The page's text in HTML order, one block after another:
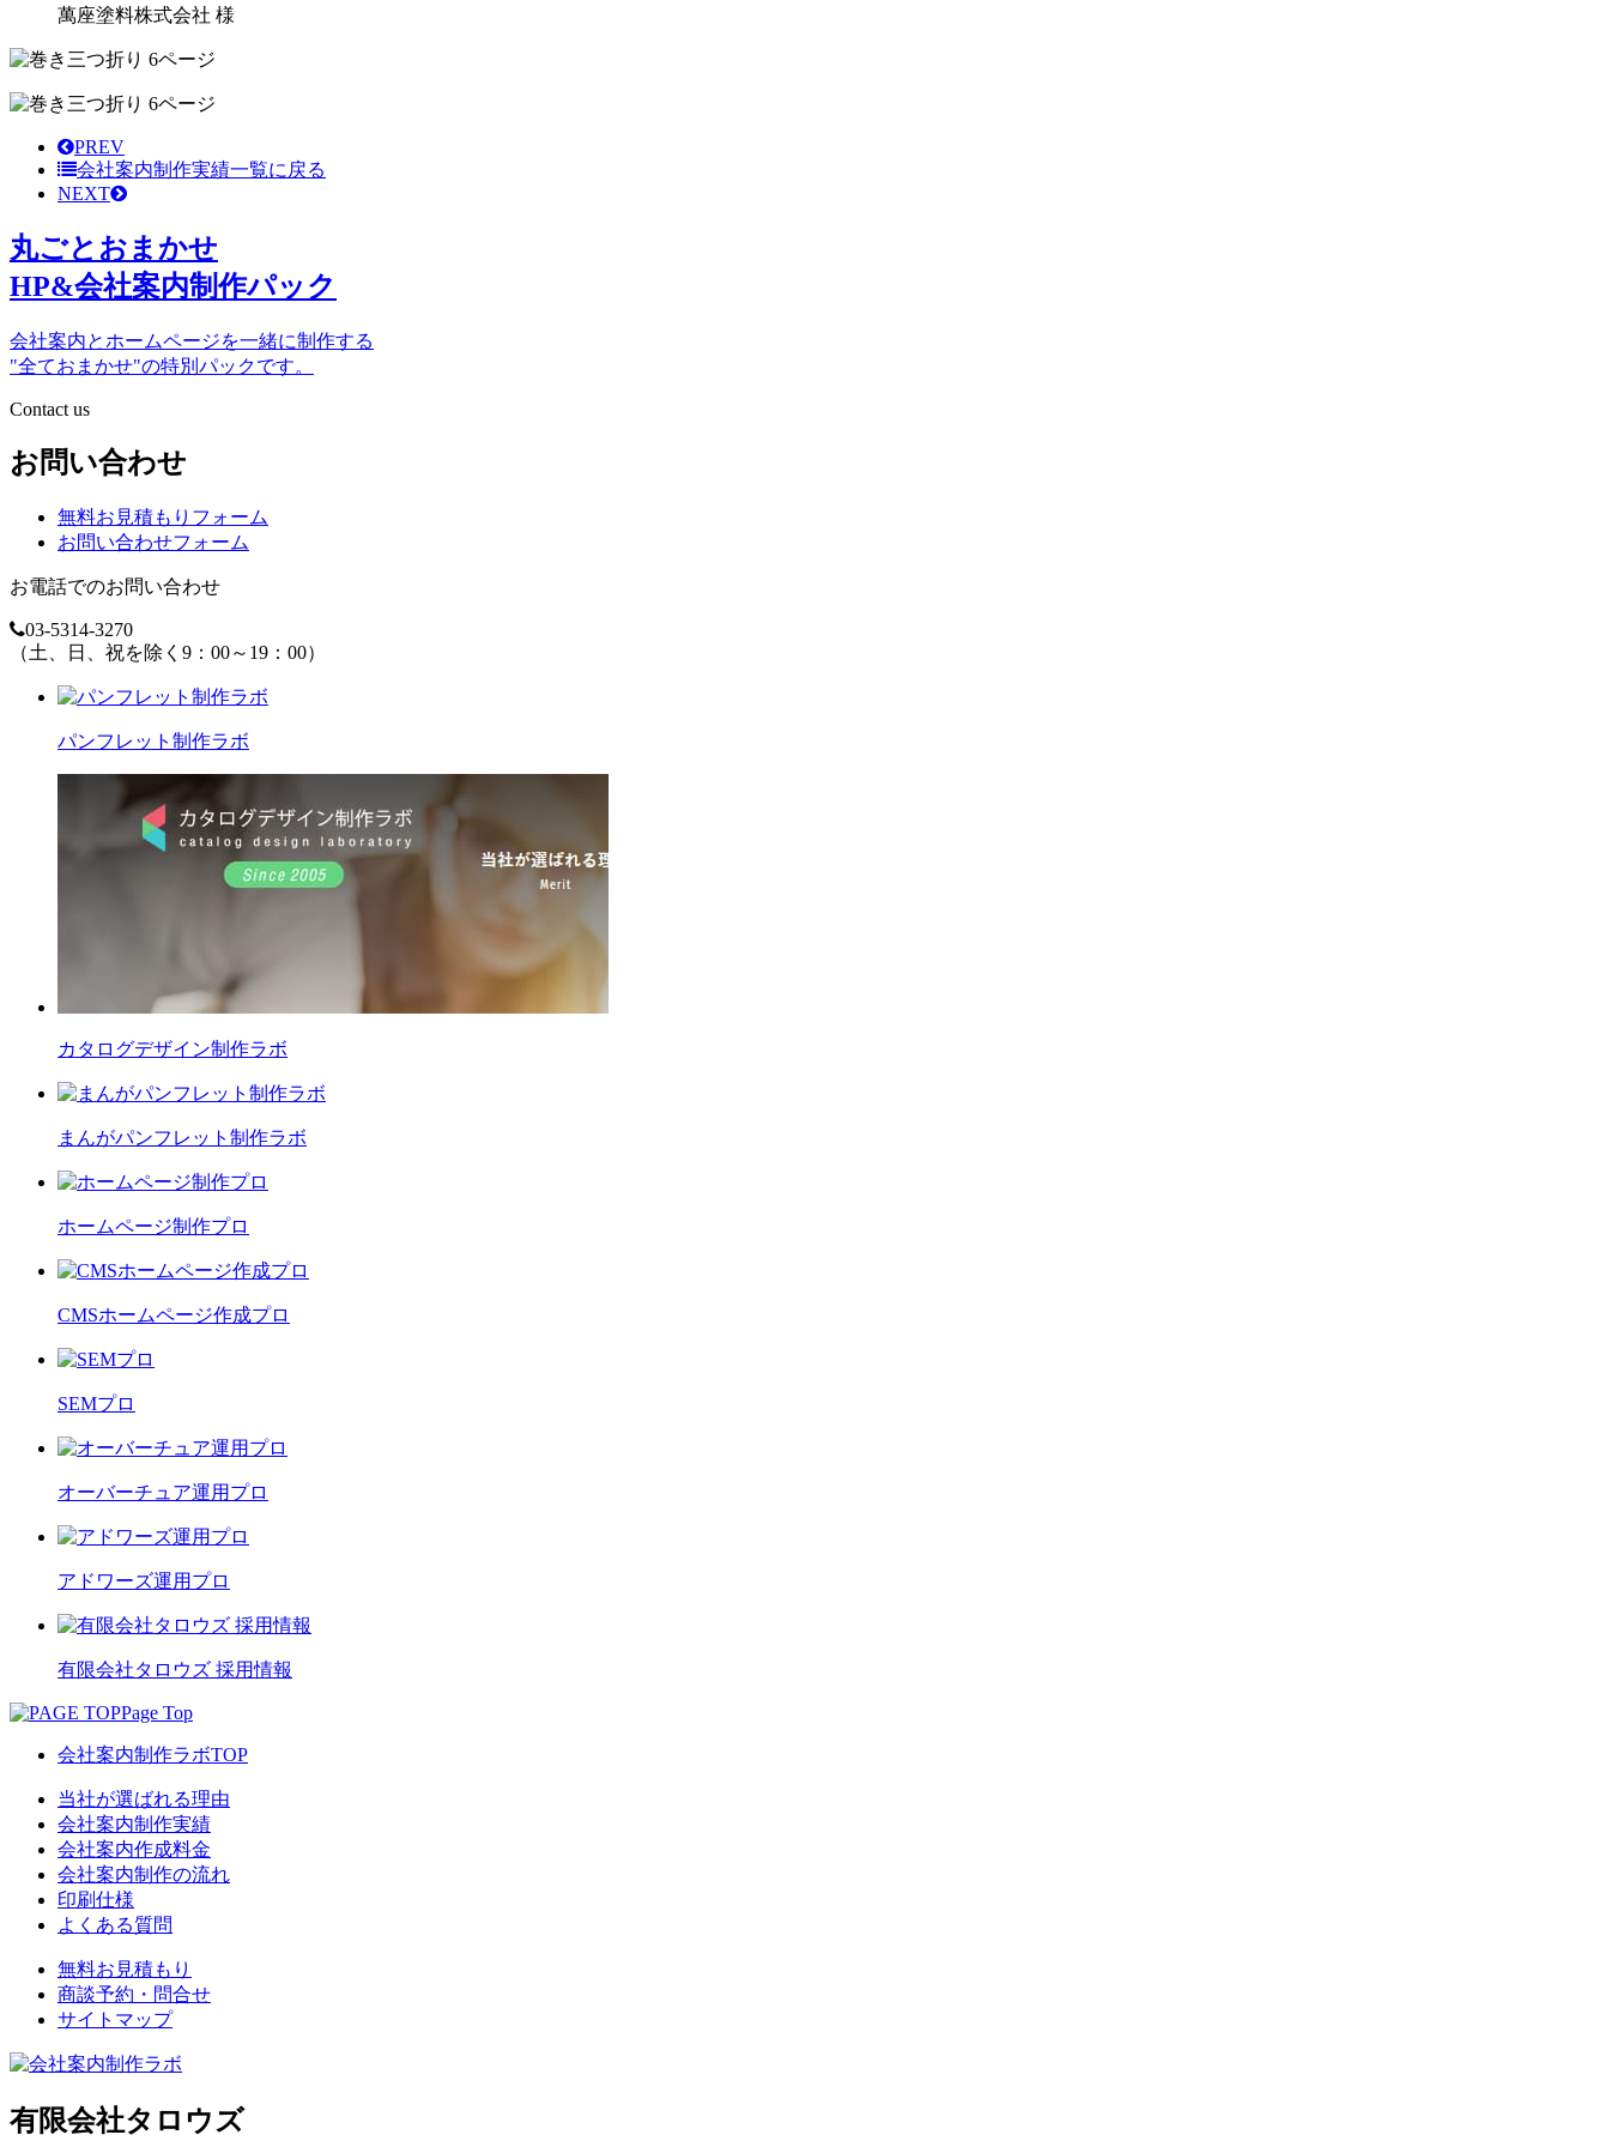
萬座塗料株式会社 様
PREV
会社案内制作実績一覧に戻る
NEXT
丸ごとおまかせ
HP&会社案内制作パック
会社案内とホームページを一緒に制作する
"全ておまかせ"の特別パックです。
Contact us
お問い合わせ
無料お見積もりフォーム
お問い合わせフォーム
お電話でのお問い合わせ
03-5314-3270
（土、日、祝を除く9：00～19：00）
パンフレット制作ラボ
カタログデザイン制作ラボ
まんがパンフレット制作ラボ
ホームページ制作プロ
CMSホームページ作成プロ
SEMプロ
オーバーチュア運用プロ
アドワーズ運用プロ
有限会社タロウズ 採用情報
Page Top
会社案内制作ラボTOP
当社が選ばれる理由
会社案内制作実績
会社案内作成料金
会社案内制作の流れ
印刷仕様
よくある質問
無料お見積もり
商談予約・問合せ
サイトマップ
有限会社タロウズ